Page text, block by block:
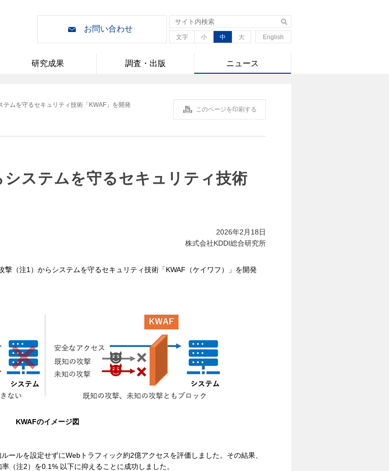
文字 小 中 大 English
お問い合わせ
研究成果 調査・出版 ニュース
このページを印刷する
テムを守るセキュリティ技術「KWAF」を開発
ステムを守るセキュリティ技術
2026年2月18日
株式会社KDDI総合研究所
（注1）からシステムを守るセキュリティ技術「KWAF（ケイワフ）」を開発
KWAFのイメージ図
ールを設定せずにWebトラフィック約2億アクセスを評価しました。その結果、
（注2）を0.1% 以下に抑えることに成功しました。